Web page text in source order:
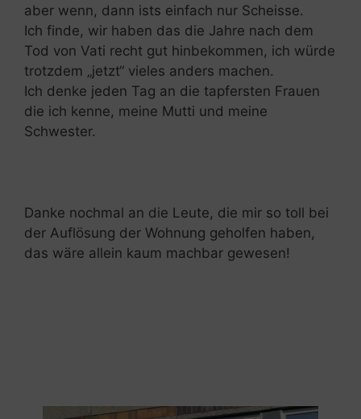
aber wenn, dann ists einfach nur Scheisse.
Ich finde, wir haben das die Jahre nach dem
Tod von Vati recht gut hinbekommen, ich würde
trotzdem „jetzt“ vieles anders machen.
Ich denke jeden Tag an die tapfersten Frauen
die ich kenne, meine Mutti und meine
Schwester.
Danke nochmal an die Leute, die mir so toll bei
der Auflösung der Wohnung geholfen haben,
das wäre allein kaum machbar gewesen!